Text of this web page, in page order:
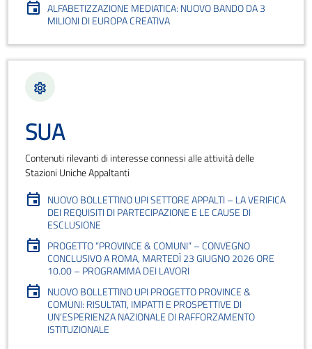
ALFABETIZZAZIONE MEDIATICA: NUOVO BANDO DA 3
MILIONI DI EUROPA CREATIVA
SUA
Contenuti rilevanti di interesse connessi alle attività delle
Stazioni Uniche Appaltanti
NUOVO BOLLETTINO UPI SETTORE APPALTI – LA VERIFICA
DEI REQUISITI DI PARTECIPAZIONE E LE CAUSE DI
ESCLUSIONE
PROGETTO “PROVINCE & COMUNI” – CONVEGNO
CONCLUSIVO A ROMA, MARTEDÌ 23 GIUGNO 2026 ORE
10.00 – PROGRAMMA DEI LAVORI
NUOVO BOLLETTINO UPI PROGETTO PROVINCE &
COMUNI: RISULTATI, IMPATTI E PROSPETTIVE DI
UN’ESPERIENZA NAZIONALE DI RAFFORZAMENTO
ISTITUZIONALE